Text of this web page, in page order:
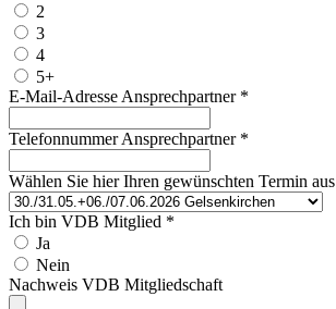
2
3
4
5+
E-Mail-Adresse Ansprechpartner *
Telefonnummer Ansprechpartner *
Wählen Sie hier Ihren gewünschten Termin aus
Ich bin VDB Mitglied *
Ja
Nein
Nachweis VDB Mitgliedschaft